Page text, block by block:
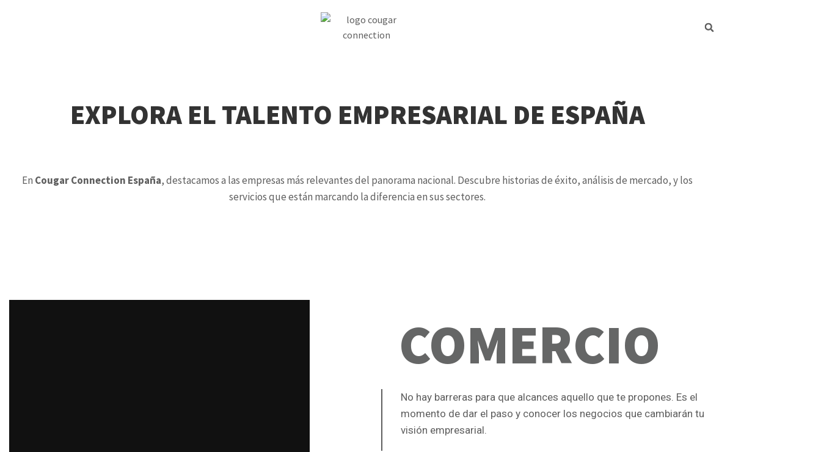
EXPLORA EL TALENTO EMPRESARIAL DE ESPAÑA
En Cougar Connection España, destacamos a las empresas más relevantes del panorama nacional. Descubre historias de éxito, análisis de mercado, y los
servicios que están marcando la diferencia en sus sectores.
COMERCIO
No hay barreras para que alcances aquello que te propones. Es el
momento de dar el paso y conocer los negocios que cambiarán tu
visión empresarial.